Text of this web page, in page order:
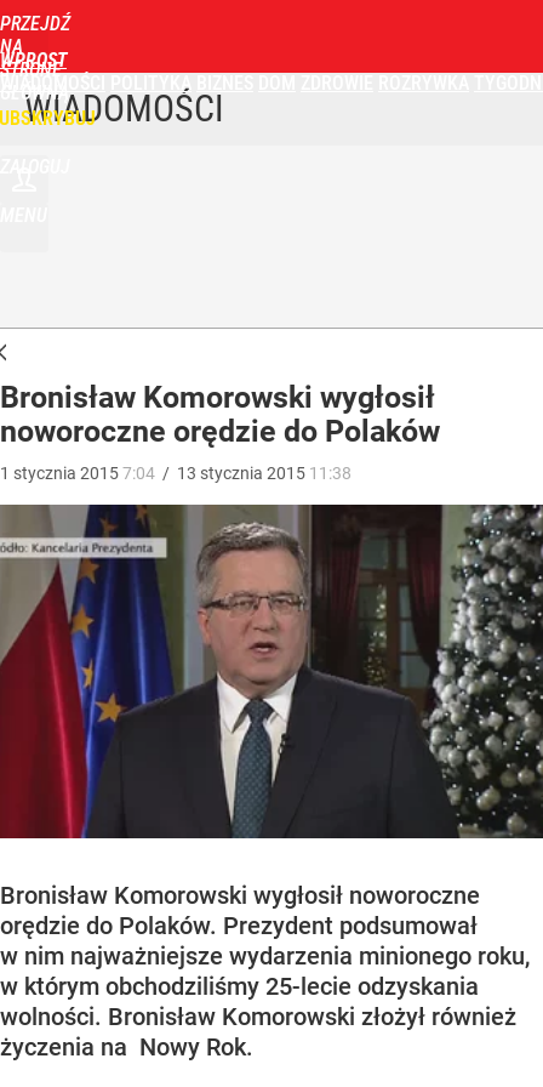
PRZEJDŹ
NA
STRONĘ
GŁÓWNĄ
WPROST
POLITYKA
WIADOMOŚCI
Bronisław Komorowski wygłosił
noworoczne orędzie do Polaków
1 stycznia 20157:04 / 13 stycznia 2015 11:38
Bronisław Komorowski wygłosił noworoczne
orędzie do Polaków. Prezydent podsumował
w nim najważniejsze wydarzenia minionego roku,
w którym obchodziliśmy 25-lecie odzyskania
wolności. Bronisław Komorowski złożył również
życzenia na Nowy Rok.